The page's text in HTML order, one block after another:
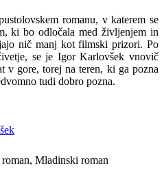
romanu, v katerem se
ki bo odločala med življenjem in
nič manj kot filmski prizori. Po
se je Igor Karlovšek vnovič
v gore, torej na teren, ki ga pozna
tudi dobro pozna.
Mladinski roman